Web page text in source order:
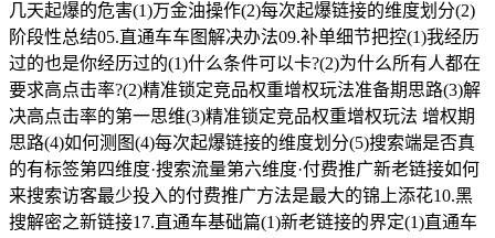
几天起爆的危害(1)万金油操作(2)每次起爆链接的维度划分(2)
阶段性总结05.直通车车图解决办法09.补单细节把控(1)我经历
过的也是你经历过的(1)什么条件可以卡?(2)为什么所有人都在
要求高点击率?(2)精准锁定竞品权重增权玩法准备期思路(3)解
决高点击率的第一思维(3)精准锁定竞品权重增权玩法 增权期
思路(4)如何测图(4)每次起爆链接的维度划分(5)搜索端是否真
的有标签第四维度·搜索流量第六维度·付费推广新老链接如何
来搜索访客最少投入的付费推广方法是最大的锦上添花10.黑
搜解密之新链接17.直通车基础篇(1)新老链接的界定(1)直通车